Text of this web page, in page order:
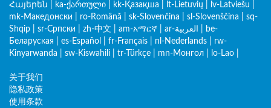
Հայերեն
ka-ქართული kk-Қазақша lt-Lietuvių lv-Latviešu
mk-Македонски
ro-Română sk-Slovenčina sl-Slovenščina
sq-
Shqip
sr-Српски zh-中文 am-አማርኛ ar-العربية
be-
Беларуская
es-Español fr-Français nl-Nederlands
rw-
Kinyarwanda
sw-Kiswahili tr-Türkçe mn-Монгол lo-Lao
关于我们
隐私政策
使用条款